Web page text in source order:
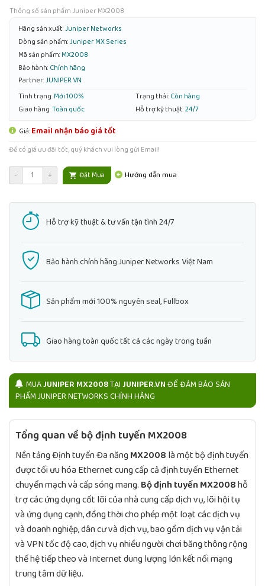
Thông số sản phẩm Juniper MX2008
Hãng sản xuất:Juniper Networks
Dòng sản phẩm:Juniper MX Series
Mã sản phẩm: MX2008
Bảo hành: Chính hãng
Partner:JUNIPER.VN
Tình trạng: Mới 100% Trạng thái: Còn hàng
Giao hàng:Toàn quốc Hỗ trợ kỹ thuật:24/7
Giá: Email nhận báo giá tốt
Để có giá ưu đãi tốt, quý khách vui lòng gửi Email!
- + Đặt Mua Hướng dẫn mua
Hỗ trợ kỹ thuật & tư vấn tận tình 24/7
Bảo hành chính hãng Juniper Networks Việt Nam
Sản phẩm mới 100% nguyên seal, Fullbox
Giao hàng toàn quốc tất cả các ngày trong tuần
MUAJUNIPER MX2008TẠIJUNIPER.VNĐỂ ĐẢM BẢO SẢN
PHẨM JUNIPER NETWORKS CHÍNH HÃNG
Tổng quan về bộ định tuyến MX2008
Nền tảng Định tuyến Đa năngMX2008 là một bộ định tuyến
được tối ưu hóa Ethernet cung cấp cả định tuyến Ethernet
chuyển mạch và cấp sóng mang. Bộ định tuyến MX2008hỗ
trợ các ứng dụng cốt lõi của nhà cung cấp dịch vụ, lõi hội tụ
và ứng dụng cạnh, đồng thời cho phép một loạt các dịch vụ
và doanh nghiệp, dân cư và dịch vụ, bao gồm dịch vụ vận tải
và VPN tốc độ cao, dịch vụ nhiều người chơi băng thông rộng
thế hệ tiếp theo và Internet dung lượng lớn kết nối mạng
trung tâm dữ liệu.